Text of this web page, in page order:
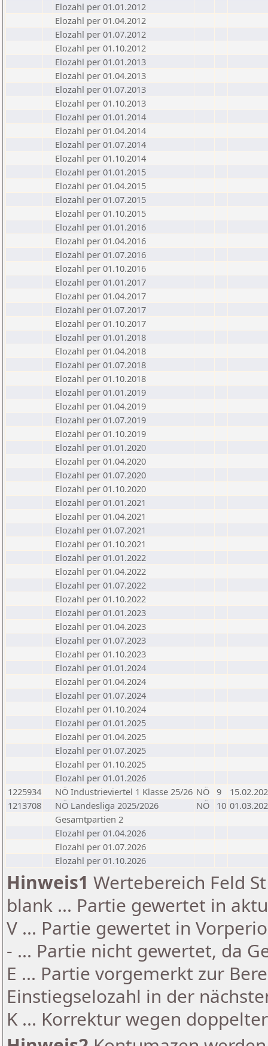
Elozahl per 01.01.2012
Elozahl per 01.04.2012
Elozahl per 01.07.2012
Elozahl per 01.10.2012
Elozahl per 01.01.2013
Elozahl per 01.04.2013
Elozahl per 01.07.2013
Elozahl per 01.10.2013
Elozahl per 01.01.2014
Elozahl per 01.04.2014
Elozahl per 01.07.2014
Elozahl per 01.10.2014
Elozahl per 01.01.2015
Elozahl per 01.04.2015
Elozahl per 01.07.2015
Elozahl per 01.10.2015
Elozahl per 01.01.2016
Elozahl per 01.04.2016
Elozahl per 01.07.2016
Elozahl per 01.10.2016
Elozahl per 01.01.2017
Elozahl per 01.04.2017
Elozahl per 01.07.2017
Elozahl per 01.10.2017
Elozahl per 01.01.2018
Elozahl per 01.04.2018
Elozahl per 01.07.2018
Elozahl per 01.10.2018
Elozahl per 01.01.2019
Elozahl per 01.04.2019
Elozahl per 01.07.2019
Elozahl per 01.10.2019
Elozahl per 01.01.2020
Elozahl per 01.04.2020
Elozahl per 01.07.2020
Elozahl per 01.10.2020
Elozahl per 01.01.2021
Elozahl per 01.04.2021
Elozahl per 01.07.2021
Elozahl per 01.10.2021
Elozahl per 01.01.2022
Elozahl per 01.04.2022
Elozahl per 01.07.2022
Elozahl per 01.10.2022
Elozahl per 01.01.2023
Elozahl per 01.04.2023
Elozahl per 01.07.2023
Elozahl per 01.10.2023
Elozahl per 01.01.2024
Elozahl per 01.04.2024
Elozahl per 01.07.2024
Elozahl per 01.10.2024
Elozahl per 01.01.2025
Elozahl per 01.04.2025
Elozahl per 01.07.2025
Elozahl per 01.10.2025
Elozahl per 01.01.2026
1225934
NÖ Industrieviertel 1 Klasse 25/26 NÖ 9
1213708
NÖ Landesliga 2025/2026 NÖ 10
Gesamtpartien 2
Elozahl per 01.04.2026
Elozahl per 01.07.2026
Elozahl per 01.10.2026
Hinweis1 Wertebereich Feld
blank ... Partie gewertet in
V ... Partie gewertet in
- ... Partie nicht gewertet, da
E ... Partie vorgemerkt zur
Einstiegselozahl in der
K ... Korrektur wegen